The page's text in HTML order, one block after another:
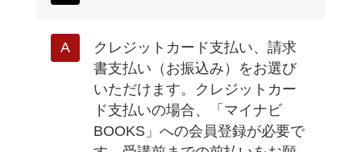
クレジットカード支払い、請求
書支払い（お振込み）をお選び
いただけます。クレジットカー
ド支払いの場合、「マイナビ
BOOKS」への会員登録が必要で